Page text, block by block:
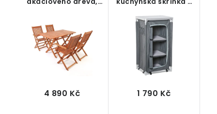
4 890 Kč
police, šedá, 60 x 50
x 104,5 cm
1 790 Kč